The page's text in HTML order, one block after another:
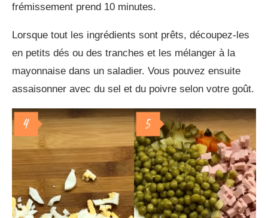
frémissement prend 10 minutes.
Lorsque tout les ingrédients sont prêts, découpez-les
en petits dés ou des tranches et les mélanger à la
mayonnaise dans un saladier. Vous pouvez ensuite
assaisonner avec du sel et du poivre selon votre goût.